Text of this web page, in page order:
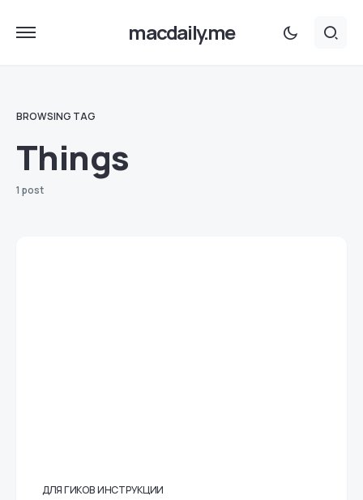
macdaily.me
BROWSING TAG
Things
1 post
ДЛЯ ГИКОВ ИНСТРУКЦИИ